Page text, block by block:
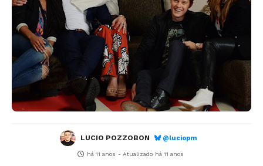
LUCIO POZZOBON @luciopm
há 11 anos - Atualizado há 11 anos